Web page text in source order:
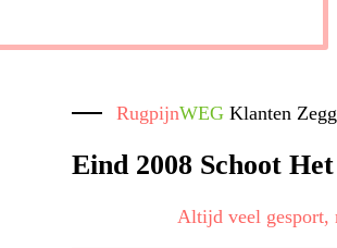
RugpijnWEGKlanten
Eind 2008 Schoot
Altijd veel gesport,